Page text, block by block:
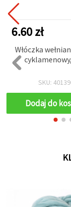
6.60 zł
Włóczka
SKU:
Dodaj do